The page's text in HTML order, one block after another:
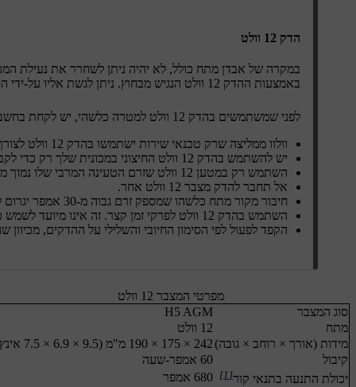
הדק 12 וולט
במקרה של אבדן מתח כולל, לא יהיה ניתן לשחרר את נעילת
באמצעות ההדק 12 וולט הנגיש מבחוץ. ניתן לגשת אליו על-ידי הסרת לוח קטן ליד בית הגלגל הקדמי-שמאלי.
לפני שמשתמשים בהדק 12 וולט למטרה כלשהי, יש לקחת בחשבון את הנקודות הבאות:
וולוו ממליצה שרק טכנאי שירות ישתמשו בהדק 12 וולט לצורך הגישה למכונית כחלק מהחילוץ.
יש להשתמש בהדק 12 וולט החיצוני במכונית שלך רק כדי לקבל גישה למכונית שלך. אסור לנסות לטעון מנקודה זו מכונית אחרת או מקור חיצוני דומה.
השתמש רק במטען 12 וולט שזרם הטעינה המרבי שלו נמוך מ-30 אמפר.
אל תחבר להדק מצבר 12 וולט אחר.
חיבור מקור מתח כלשהו שמספק זרם גבוה מ-30 אמפר יגרום לשריפת נתיך ההדק וישבית אותו.
השתמש בהדק 12 וולט לפרקי זמן קצר. זה אינו מיועד לשמש כדרך להפעלה רציפה של המכונית.
הקפד לפעול לפי הסימון החיובי והשלילי על ההדקים, מכיוון
מפרטי המצבר 12 וולט
סוג המצבר
H5 AGM
מתח
12 וולט
מידות (אורך × רוחב × גובה) 242 × 175 × 190 מ"מ (9.5 × 6.9 × 7.5 אינץ')
קיבול
60 אמפר-שעה
יכולת התנעה בתנאי קור[1] 680 אמפר